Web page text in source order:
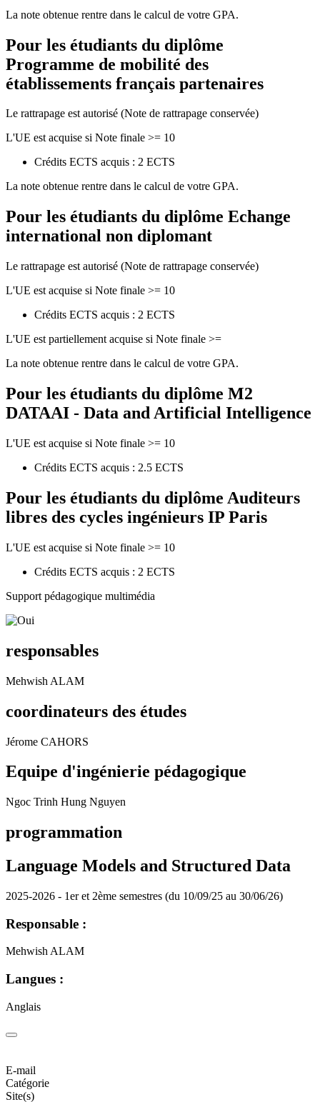
La note obtenue rentre dans le calcul de votre GPA.
Pour les étudiants du diplôme
Programme de mobilité des
établissements français partenaires
Le rattrapage est autorisé (Note de rattrapage conservée)
L'UE est acquise si Note finale >= 10
Crédits ECTS acquis : 2 ECTS
La note obtenue rentre dans le calcul de votre GPA.
Pour les étudiants du diplôme Echange
international non diplomant
Le rattrapage est autorisé (Note de rattrapage conservée)
L'UE est acquise si Note finale >= 10
Crédits ECTS acquis : 2 ECTS
L'UE est partiellement acquise si Note finale >=
La note obtenue rentre dans le calcul de votre GPA.
Pour les étudiants du diplôme M2
DATAAI - Data and Artificial Intelligence
L'UE est acquise si Note finale >= 10
Crédits ECTS acquis : 2.5 ECTS
Pour les étudiants du diplôme Auditeurs
libres des cycles ingénieurs IP Paris
L'UE est acquise si Note finale >= 10
Crédits ECTS acquis : 2 ECTS
Support pédagogique multimédia
responsables
Mehwish ALAM
coordinateurs des études
Jérome CAHORS
Equipe d'ingénierie pédagogique
Ngoc Trinh Hung Nguyen
programmation
Language Models and Structured Data
2025-2026 - 1er et 2ème semestres (du 10/09/25 au 30/06/26)
Responsable :
Mehwish ALAM
Langues :
Anglais
E-mail
Catégorie
Site(s)